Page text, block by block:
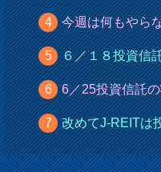
今週は何もやら
６／１８投資信
6／25投資信託
改めてJ-REITは